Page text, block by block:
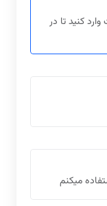
کنید تا در
میکنم